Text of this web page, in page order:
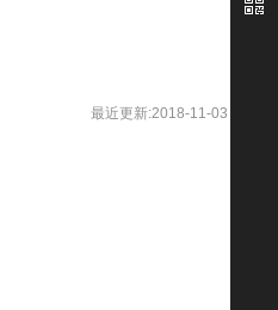
最近更新:2018-11-03